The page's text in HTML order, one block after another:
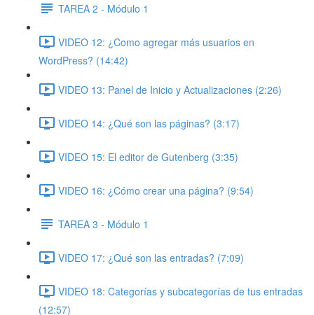
TAREA 2 - Módulo 1
VIDEO 12: ¿Como agregar más usuarios en
WordPress? (14:42)
VIDEO 13: Panel de Inicio y Actualizaciones (2:26)
VIDEO 14: ¿Qué son las páginas? (3:17)
VIDEO 15: El editor de Gutenberg (3:35)
VIDEO 16: ¿Cómo crear una página? (9:54)
TAREA 3 - Módulo 1
VIDEO 17: ¿Qué son las entradas? (7:09)
VIDEO 18: Categorías y subcategorías de tus entradas
(12:57)